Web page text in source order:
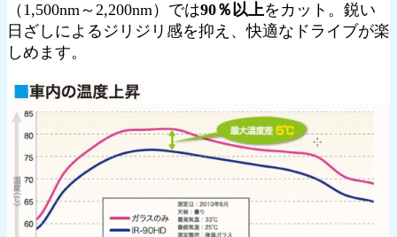
（1,500nm～2,200nm）では90％以上をカット。鋭い
日ざしによるジリジリ感を抑え、快適なドライブが楽
しめます。